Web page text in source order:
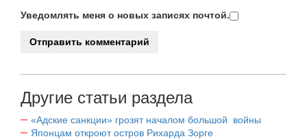
Уведомлять меня о новых записях почтой.
Другие статьи раздела
«Адские санкции» грозят началом большой войны
Японцам откроют остров Рихарда Зорге